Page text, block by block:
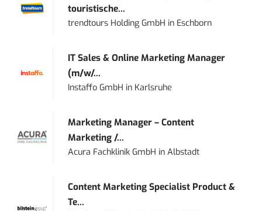
touristische...
trendtours Holding GmbH in Eschborn
IT Sales & Online Marketing Manager
(m/w/...
Instaffo GmbH in Karlsruhe
Marketing Manager – Content
Marketing /...
Acura Fachklinik GmbH inAlbstadt
Content Marketing Specialist Product &
Te...